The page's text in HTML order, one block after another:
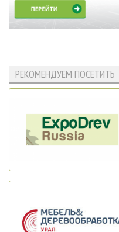
РЕКОМЕНДУЕМ ПОСЕТИТЬ